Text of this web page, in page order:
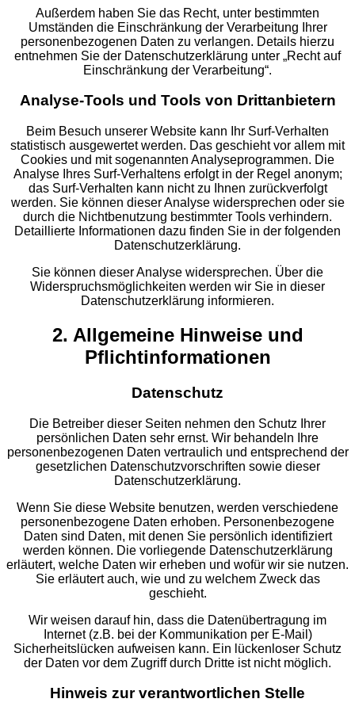
Außerdem haben Sie das Recht, unter bestimmten
Umständen die Einschränkung der Verarbeitung Ihrer
personenbezogenen Daten zu verlangen. Details hierzu
entnehmen Sie der Datenschutzerklärung unter „Recht auf
Einschränkung der Verarbeitung“.
Analyse-Tools und Tools von Drittanbietern
Beim Besuch unserer Website kann Ihr Surf-Verhalten
statistisch ausgewertet werden. Das geschieht vor allem mit
Cookies und mit sogenannten Analyseprogrammen. Die
Analyse Ihres Surf-Verhaltens erfolgt in der Regel anonym;
das Surf-Verhalten kann nicht zu Ihnen zurückverfolgt
werden. Sie können dieser Analyse widersprechen oder sie
durch die Nichtbenutzung bestimmter Tools verhindern.
Detaillierte Informationen dazu finden Sie in der folgenden
Datenschutzerklärung.
Sie können dieser Analyse widersprechen. Über die
Widerspruchsmöglichkeiten werden wir Sie in dieser
Datenschutzerklärung informieren.
2. Allgemeine Hinweise und
Pflichtinformationen
Datenschutz
Die Betreiber dieser Seiten nehmen den Schutz Ihrer
persönlichen Daten sehr ernst. Wir behandeln Ihre
personenbezogenen Daten vertraulich und entsprechend der
gesetzlichen Datenschutzvorschriften sowie dieser
Datenschutzerklärung.
Wenn Sie diese Website benutzen, werden verschiedene
personenbezogene Daten erhoben. Personenbezogene
Daten sind Daten, mit denen Sie persönlich identifiziert
werden können. Die vorliegende Datenschutzerklärung
erläutert, welche Daten wir erheben und wofür wir sie nutzen.
Sie erläutert auch, wie und zu welchem Zweck das
geschieht.
Wir weisen darauf hin, dass die Datenübertragung im
Internet (z.B. bei der Kommunikation per E-Mail)
Sicherheitslücken aufweisen kann. Ein lückenloser Schutz
der Daten vor dem Zugriff durch Dritte ist nicht möglich.
Hinweis zur verantwortlichen Stelle